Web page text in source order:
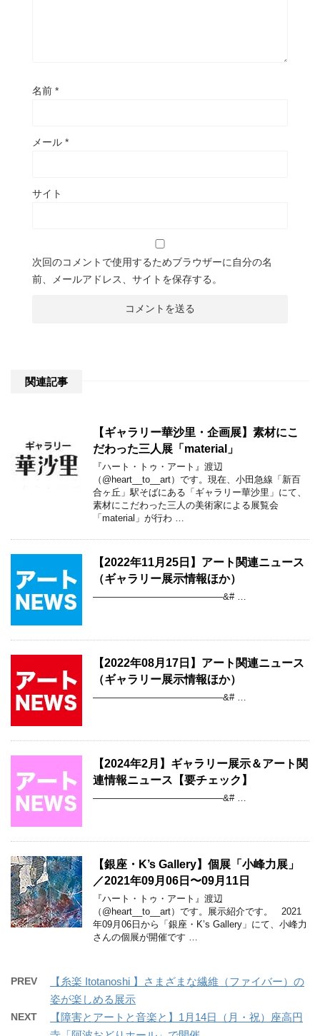
名前 *
メール *
サイト
次回のコメントで使用するためブラウザーに自分の名
前、メールアドレス、サイトを保存する。
関連記事
【ギャラリー華沙里・企画展】素材にこ
だわった三人展「material」
『ハート・トゥ・アート』渡辺
（@heart__to__art）です。現在、小田急線「新百
合ヶ丘」駅そばにある「ギャラリー華沙里」にて、
素材にこだわった三人の美術家による展覧会
「material」が行わ …
【2022年11月25日】アート関連ニュース
（ギャラリー展示情報ほか）
——————————————&# …
【2022年08月17日】アート関連ニュース
（ギャラリー展示情報ほか）
——————————————&# …
【2024年2月】ギャラリー展示＆アート関
連情報ニュース【要チェック】
——————————————&# …
【銀座・K’s Gallery】個展「小峰力展」
／2021年09月06日〜09月11日
『ハート・トゥ・アート』渡辺
（@heart__to__art）です。展示紹介です。 2021
年09月06日から「銀座・K’s Gallery」にて、小峰力
さんの個展が開催です …
PREV
【糸楽 Itotanoshi 】さまざまな繊維（ファイバー）の
姿が楽しめる展示
NEXT
【障害とアートと音楽と】1月14日（月・祝）座高円